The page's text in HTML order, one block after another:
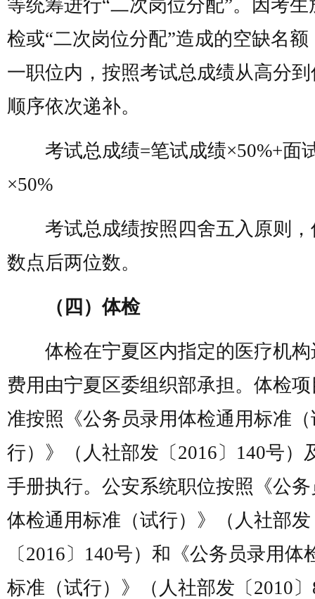
等统筹进行“二次岗位分配”。因考生
检或“二次岗位分配”造成的空缺名额
一职位内，按照考试总成绩从高分
顺序依次递补。
考试总成绩=笔试成绩×50%+面
×50%
考试总成绩按照四舍五入原则，
数点后两位数。
（四）体检
体检在宁夏区内指定的医疗机构
费用由宁夏区委组织部承担。体检
准按照《公务员录用体检通用标准（
行）》（人社部发〔2016〕140号）
手册执行。公安系统职位按照《公
体检通用标准（试行）》（人社部发
〔2016〕140号）和《公务员录用体
标准（试行）》（人社部发〔2010